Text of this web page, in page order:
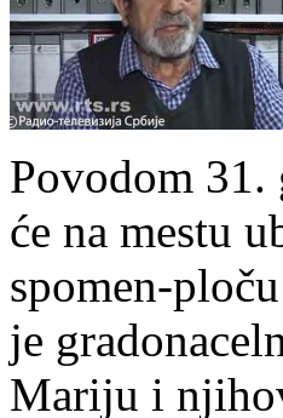
Povodom 31.
će na mestu
spomen-
je
Mariju i